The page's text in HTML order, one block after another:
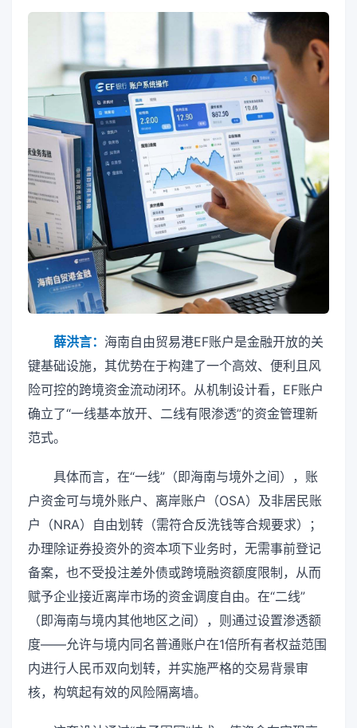
薛洪言： 海南自由贸易港EF账户是金融开放的关
键基础设施，其优势在于构建了一个高效、便利且风
险可控的跨境资金流动闭环。从机制设计看，EF账户
确立了“一线基本放开、二线有限渗透”的资金管理新
范式。
具体而言，在“一线”（即海南与境外之间），账
户资金可与境外账户、离岸账户（OSA）及非居民账
户（NRA）自由划转（需符合反洗钱等合规要求）；
办理除证券投资外的资本项下业务时，无需事前登记
备案，也不受投注差外债或跨境融资额度限制，从而
赋予企业接近离岸市场的资金调度自由。在“二线”
（即海南与境内其他地区之间），则通过设置渗透额
度——允许与境内同名普通账户在1倍所有者权益范围
内进行人民币双向划转，并实施严格的交易背景审
核，构筑起有效的风险隔离墙。